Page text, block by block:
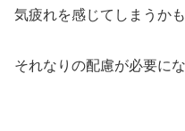
気疲れを感じてしまうか
それなりの配慮が必要に